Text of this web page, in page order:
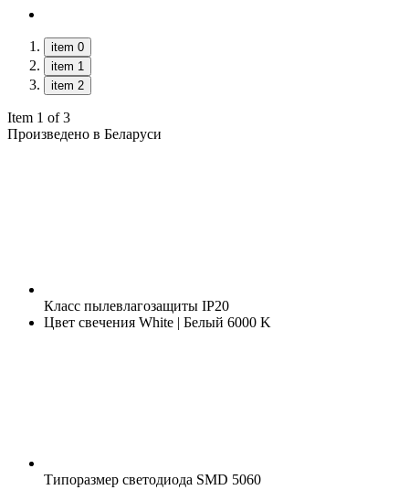
item 0
item 1
item 2
Item 1 of 3
Произведено в Беларуси
Класс пылевлагозащиты IP20
Цвет свечения White | Белый 6000 K
Типоразмер светодиода SMD 5060